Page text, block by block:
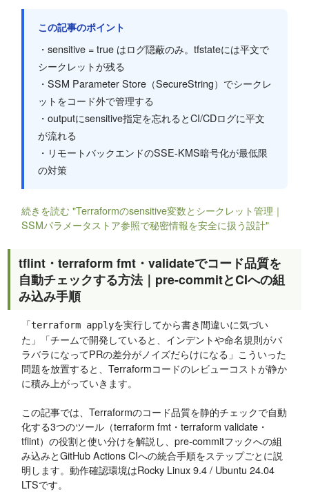
この記事のポイント
・sensitive = true はログ隠蔽のみ。tfstateには平文で
シークレットが残る
・SSM Parameter Store（SecureString）でシークレ
ットをコード外で管理する
・outputにsensitive指定を忘れるとCI/CDログに平文
が流れる
・リモートバックエンドのSSE-KMS暗号化が最低限
の対策
続きを読む "Terraformのsensitive変数とシークレット管理｜
SSMパラメータストア参照で秘密情報を安全に扱う設計"
tflint・terraform fmt・validateでコード品質を
自動チェックする方法｜pre-commitとCIへの組
み込み手順
「terraform applyを実行してから書き間違いに気づい
た」「チームで開発していると、インデントや命名規則がバ
ラバラになってPRの差分がノイズだらけになる」こういった
問題を放置すると、Terraformコードのレビューコストが静か
に積み上がっていきます。
この記事では、Terraformのコード品質を静的チェックで自動
化する3つのツール（terraform fmt・terraform validate・
tflint）の役割と使い分けを解説し、pre-commitフックへの組
み込みとGitHub Actions CIへの統合手順をステップごとに説
明します。動作確認環境はRocky Linux 9.4 / Ubuntu 24.04
LTSです。